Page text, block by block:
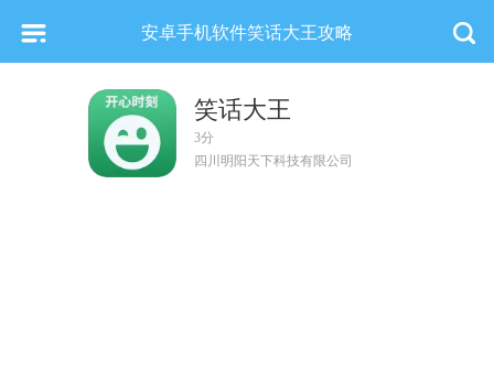
安卓手机软件笑话大王攻略
笑话大王
3分
四川明阳天下科技有限公司